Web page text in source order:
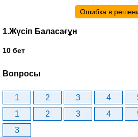
Ошибка в
1.Жүсіп Баласағұн
10 бет
Вопросы
1 2 3 4
1
2 3 4
3